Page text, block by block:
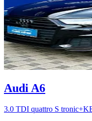
Audi A6
3.0 TDI quattro S